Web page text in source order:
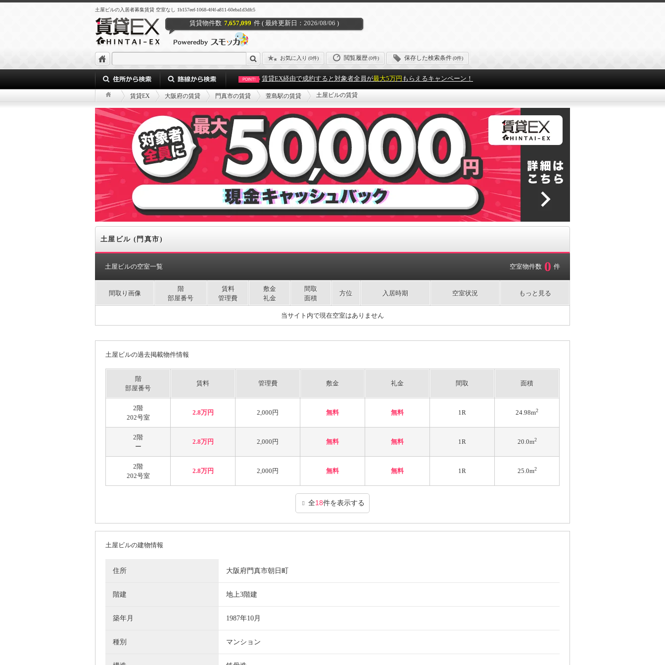
土屋ビルの入居者募集賃貸 空室なし 1b157eef-1068-4f4f-a811-60eba1d3dfc5
賃貸物件数 7,657,099 件 ( 最終更新日：2026/08/06 )
お気に入り (0件) 閲覧履歴(0件) 保存した検索条件(0件)
POINT! 賃貸EX経由で成約すると対象者全員が最大5万円 もらえるキャンペーン！
賃貸EX 大阪府の賃貸 門真市の賃貸 萱島駅の賃貸 土屋ビルの賃貸
土屋ビル (門真市)
土屋ビルの空室一覧 空室物件数 0 件
間取り画像
階
部屋番号
賃料
管理費
敷金
礼金
間取
面積
方位 入居時期 空室状況 もっと見る
当サイト内で現在空室はありません
土屋ビルの過去掲載物件情報
階
部屋番号
賃料 管理費 敷金 礼金 間取 面積
2階
202号室
2.8万円 2,000円 無料 無料 1R 24.98m2
2階
ー
2.8万円 2,000円 無料 無料 1R 20.0m2
2階
202号室
2.8万円 2,000円 無料 無料 1R 25.0m2
全18件を表示する
土屋ビルの建物情報
住所 大阪府門真市朝日町
階建 地上3階建
築年月 1987年10月
種別 マンション